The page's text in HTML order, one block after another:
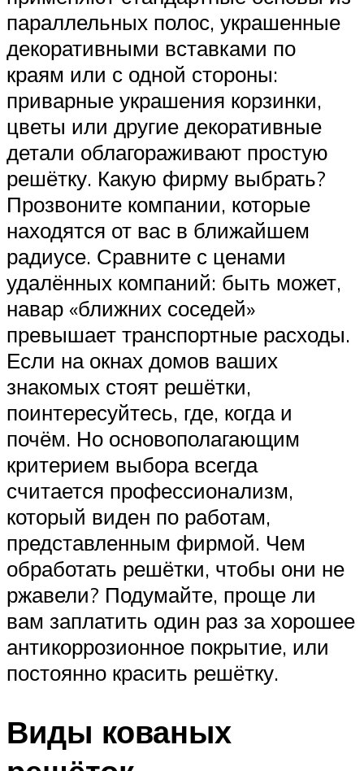
параллельных полос, украшенные
декоративными вставками по
краям или с одной стороны:
приварные украшения корзинки,
цветы или другие декоративные
детали облагораживают простую
решётку. Какую фирму выбрать?
Прозвоните компании, которые
находятся от вас в ближайшем
радиусе. Сравните с ценами
удалённых компаний: быть может,
навар «ближних соседей»
превышает транспортные расходы.
Если на окнах домов ваших
знакомых стоят решётки,
поинтересуйтесь, где, когда и
почём. Но основополагающим
критерием выбора всегда
считается профессионализм,
который виден по работам,
представленным фирмой. Чем
обработать решётки, чтобы они не
ржавели? Подумайте, проще ли
вам заплатить один раз за хорошее
антикоррозионное покрытие, или
постоянно красить решётку.
Виды кованых